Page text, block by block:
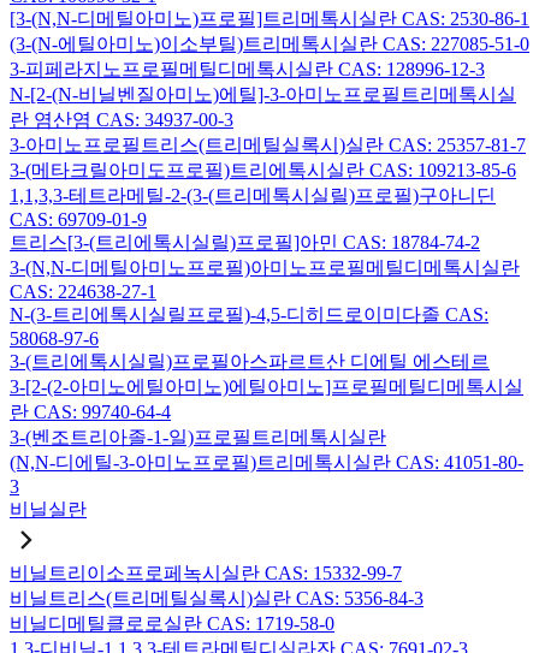
[3-(N,N-디메틸아미노)프로필]트리메톡시실란 CAS: 2530-86-1
(3-(N-에틸아미노)이소부틸)트리메톡시실란 CAS: 227085-51-0
3-피페라지노프로필메틸디메톡시실란 CAS: 128996-12-3
N-[2-(N-비닐벤질아미노)에틸]-3-아미노프로필트리메톡시실
란 염산염 CAS: 34937-00-3
3-아미노프로필트리스(트리메틸실록시)실란 CAS: 25357-81-7
3-(메타크릴아미도프로필)트리에톡시실란 CAS: 109213-85-6
1,1,3,3-테트라메틸-2-(3-(트리메톡시실릴)프로필)구아니딘
CAS: 69709-01-9
트리스[3-(트리에톡시실릴)프로필]아민 CAS: 18784-74-2
3-(N,N-디메틸아미노프로필)아미노프로필메틸디메톡시실란
CAS: 224638-27-1
N-(3-트리에톡시실릴프로필)-4,5-디히드로이미다졸 CAS:
58068-97-6
3-(트리에톡시실릴)프로필아스파르트산 디에틸 에스테르
3-[2-(2-아미노에틸아미노)에틸아미노]프로필메틸디메톡시실
란 CAS: 99740-64-4
3-(벤조트리아졸-1-일)프로필트리메톡시실란
(N,N-디에틸-3-아미노프로필)트리메톡시실란 CAS: 41051-80-
3
비닐실란
비닐트리이소프로페녹시실란 CAS: 15332-99-7
비닐트리스(트리메틸실록시)실란 CAS: 5356-84-3
비닐디메틸클로로실란 CAS: 1719-58-0
1,3-디비닐-1,1,3,3-테트라메틸디실라잔 CAS: 7691-02-3